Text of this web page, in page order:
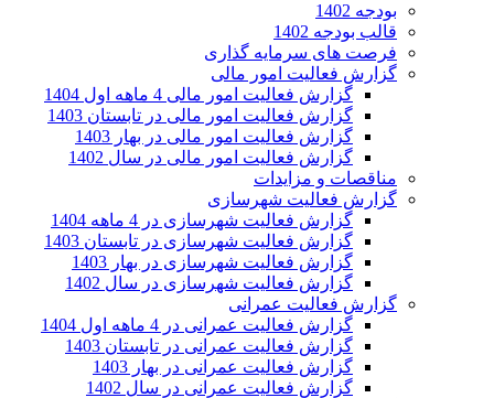
بودجه 1402
قالب بودجه 1402
فرصت های سرمایه گذاری
گزارش فعالیت امور مالی
گزارش فعالیت امور مالی 4 ماهه اول 1404
گزارش فعالیت امور مالی در تابستان 1403
گزارش فعالیت امور مالی در بهار 1403
گزارش فعالیت امور مالی در سال 1402
مناقصات و مزایدات
گزارش فعالیت شهرسازی
گزارش فعالیت شهرسازی در 4 ماهه 1404
گزارش فعالیت شهرسازی در تابستان 1403
گزارش فعالیت شهرسازی در بهار 1403
گزارش فعالیت شهرسازی در سال 1402
گزارش فعالیت عمرانی
گزارش فعالیت عمرانی در 4 ماهه اول 1404
گزارش فعالیت عمرانی در تابستان 1403
گزارش فعالیت عمرانی در بهار 1403
گزارش فعالیت عمرانی در سال 1402